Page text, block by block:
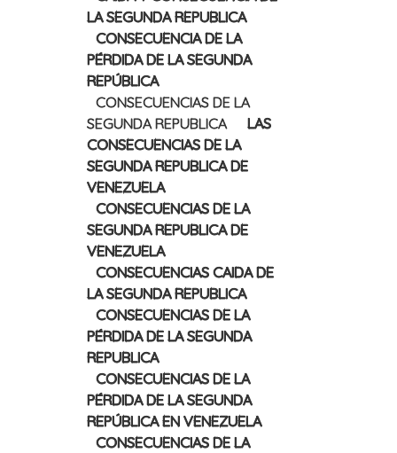
LA SEGUNDA REPUBLICA
CONSECUENCIA DE LA
PÉRDIDA DE LA SEGUNDA
REPÚBLICA
CONSECUENCIAS DE LA
SEGUNDA REPUBLICA
LAS
CONSECUENCIAS DE LA
SEGUNDA REPUBLICA DE
VENEZUELA
CONSECUENCIAS DE LA
SEGUNDA REPUBLICA DE
VENEZUELA
CONSECUENCIAS CAIDA DE
LA SEGUNDA REPUBLICA
CONSECUENCIAS DE LA
PÉRDIDA DE LA SEGUNDA
REPUBLICA
CONSECUENCIAS DE LA
PÉRDIDA DE LA SEGUNDA
REPÚBLICA EN VENEZUELA
CONSECUENCIAS DE LA